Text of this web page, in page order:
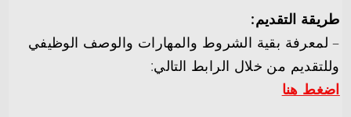
طريقة التقديم:
– لمعرفة بقية الشروط والمهارات والوصف الوظيفي
وللتقديم من خلال الرابط التالي:
اضغط هنا